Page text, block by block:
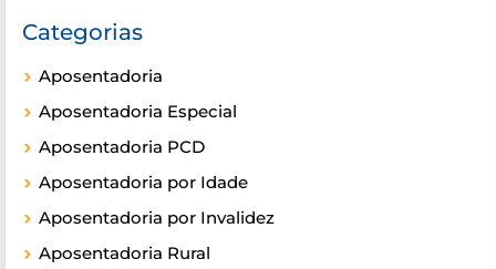
Categorias
Aposentadoria
Aposentadoria Especial
Aposentadoria PCD
Aposentadoria por Idade
Aposentadoria por Invalidez
Aposentadoria Rural